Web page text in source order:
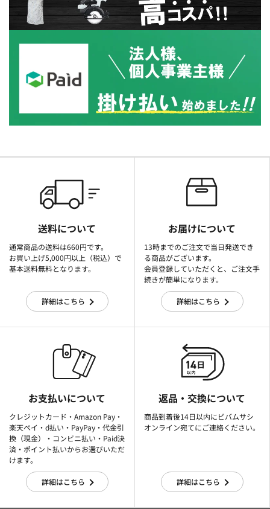
送料について
通常商品の送料は660円です。
お買い上げ5,000円以上（税込）で
基本送料無料となります。
詳細はこちら
お届けについて
13時までのご注文で当日発送でき
る商品がございます。
会員登録していただくと、ご注文手
続きが簡単になります。
詳細はこちら
お支払いについて
クレジットカード・Amazon Pay・
楽天ぺイ・d払い・PayPay・代金引
換（現金）・コンビニ払い・Paid決
済・ポイント払いからお選びいただ
けます。
詳細はこちら
返品・交換について
商品到着後14日以内にビバムサシ
オンライン宛てにご連絡ください。
詳細はこちら